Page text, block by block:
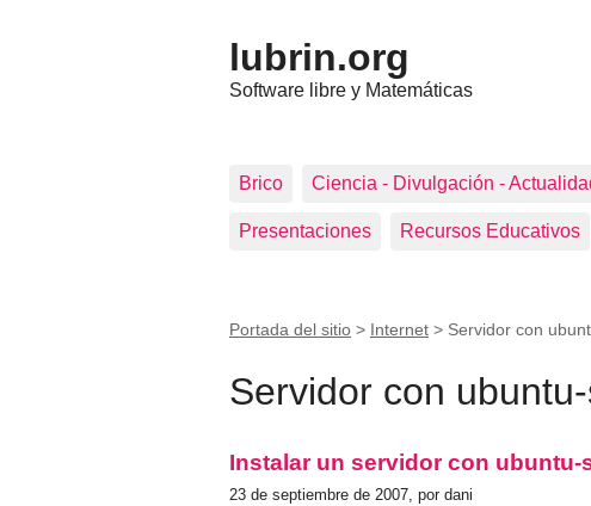
lubrin.org
Software libre y Matemáticas
Brico Ciencia - Divulgación -
Presentaciones Recursos Educativos
Portada del sitio > Internet > Servidor con
Servidor con
Instalar un servidor con ubuntu-
23 de septiembre de 2007, por dani